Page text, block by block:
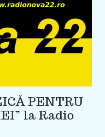
PENTRU
la Radio